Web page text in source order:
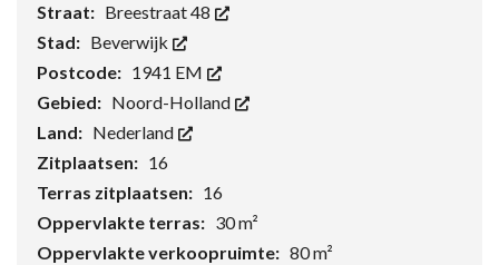
Straat: Breestraat 48
Stad: Beverwijk
Postcode: 1941 EM
Gebied: Noord-Holland
Land: Nederland
Zitplaatsen: 16
Terras zitplaatsen: 16
Oppervlakte terras: 30 m²
Oppervlakte verkoopruimte: 80 m²